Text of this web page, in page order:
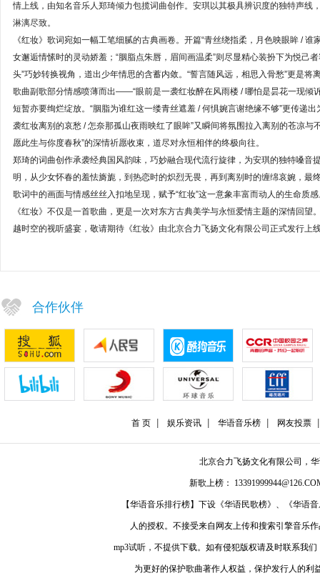
情上线，由知名音乐人郑琦倾力包揽词曲创作。安琪以其极具辨识度的独特声线
淋漓尽致。
《红妆》歌词宛如一幅工笔细腻的古典画卷。开篇“青丝绕指柔，月色映眼眸 /
女邂逅情愫时的灵动娇羞；“胭脂点朱唇，眉间画温柔”则尽显精心装扮下为悦己
头”巧妙转换视角，道出少年情思的含蓄内敛。“誓言随风远，相思入骨愁”更是将
歌曲副歌部分情感喷薄而出——“眼前是一袭红妆醉在风雨楼 / 哪怕是昙花一现倾
短暂亦要绚烂绽放。“胭脂为谁红这一缕青丝遮羞 / 何惧婉言谢绝缘不够”更传递
袭红妆离别的哀愁 / 怎奈那孤山夜雨映红了眼眸”又瞬间将氛围拉入离别的苍凉与
愿此生与你度春秋”的深情祈愿收束，道尽对永恒相伴的终极向往。
郑琦的词曲创作承袭经典国风韵味，巧妙融合现代流行旋律，为安琪的独特嗓音
明，从少女怀春的羞怯旖旎，到热恋时的炽烈无畏，再到离别时的缠绵哀婉，最
歌词中的画面与情感丝丝入扣地呈现，赋予“红妆”这一意象丰富而动人的生命质
《红妆》不仅是一首歌曲，更是一次对东方古典美学与永恒爱情主题的深情回
越时空的视听盛宴，敬请期待《红妆》由北京合力飞扬文化有限公司正式发行上
合作伙伴
首 页 娱乐资讯 华语音乐榜 网友投票
北京合力飞扬文化有限公司，
新歌上榜：
【华语音乐排行榜】下设《华语民歌榜》、《华语
人的授权。不接受来自网友上传和搜索引擎音乐
mp3试听，不提供下载。如有侵犯版权请及时联系我
为更好的保护歌曲著作人权益，保护发行人的